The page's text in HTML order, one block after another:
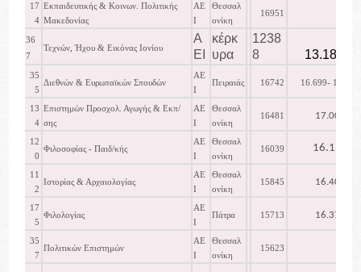
17
4
Εκπαιδευτικής & Κοινων. Πολιτικής
Μακεδονίας
ΑΕ
Ι
Θεσσαλ
ονίκη
16951
36
7
Τεχνών, Ήχου & Εικόνας Ιονίου
Α
ΕΙ
κέρκ
υρα
1238
8
13.182
35
5
Διεθνών & Ευρωπαϊκών Σπουδών
ΑΕ
Ι
Πειραιάς 16742 16.699- 16.889
13
4
Επιστημών Προσχολ. Αγωγής & Εκπ/
σης
ΑΕ
Ι
Θεσσαλ
ονίκη
16481 17.000
12
0
Φιλοσοφίας - Παιδ/κής
ΑΕ
Ι
Θεσσαλ
ονίκη
16039 16.138
11
2
Ιστορίας & Αρχαιολογίας
ΑΕ
Ι
Θεσσαλ
ονίκη
15845 16.407
17
5
Φιλολογίας
ΑΕ
Ι
Πάτρα 15713 16.374
35
7
Πολιτικών Επιστημών
ΑΕ
Ι
Θεσσαλ
ονίκη
15623